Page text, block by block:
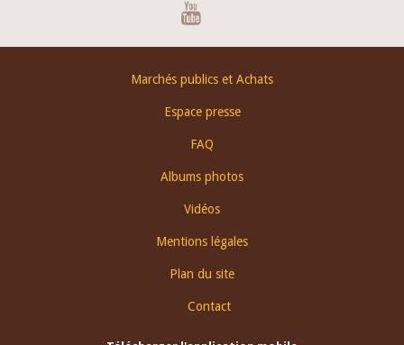
Marchés publics et Achats
Espace presse
FAQ
Albums photos
Vidéos
Mentions légales
Plan du site
Contact